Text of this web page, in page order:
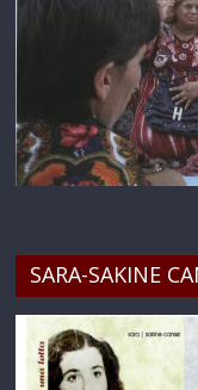
SARA-SAKINE